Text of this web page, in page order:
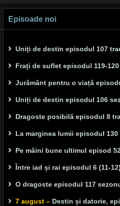
Episoade noi
Uniți de destin episodul 107
Frați de suflet episodul 119-
Jurământ pentru o viață
Uniți de destin episodul 106
Dragoste posibilă episodul 8
La marginea lumii episodul
Pe mâini bune ultimul episod
Între iad și rai episodul 6 (11-
O dragoste episodul 117
7 august – Destin și datorie,